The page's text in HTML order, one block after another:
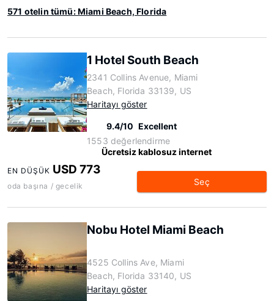
571 otelin tümü: Miami Beach, Florida
1 Hotel South Beach
2341 Collins Avenue, Miami
Beach, Florida 33139, US
Haritayı göster
9.4/10 Excellent
1553 değerlendirme
Ücretsiz kablosuz internet
EN DÜŞÜK USD 773
oda başına / gecelik Seç
Nobu Hotel Miami Beach
4525 Collins Ave, Miami
Beach, Florida 33140, US
Haritayı göster